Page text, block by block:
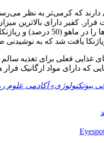
یافت شد که به
غذایی فعلی برای تغذیه
که دارای مواد ارگانیک
بیوتکنولوژی» آکادمی علوم